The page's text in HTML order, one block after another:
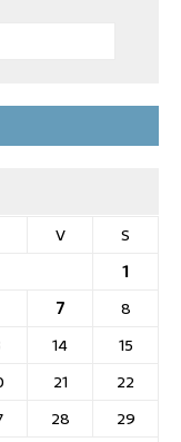
V
S
1
7
8
14
15
21
22
28
29